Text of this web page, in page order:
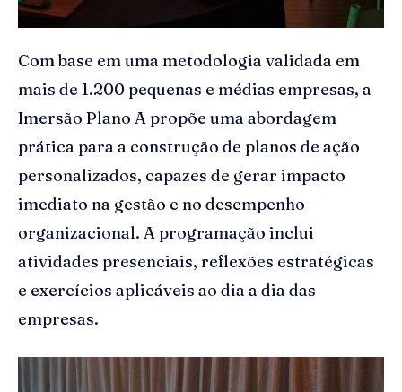
Com base em uma metodologia validada em
mais de 1.200 pequenas e médias empresas, a
Imersão Plano A propõe uma abordagem
prática para a construção de planos de ação
personalizados, capazes de gerar impacto
imediato na gestão e no desempenho
organizacional. A programação inclui
atividades presenciais, reflexões estratégicas
e exercícios aplicáveis ao dia a dia das
empresas.